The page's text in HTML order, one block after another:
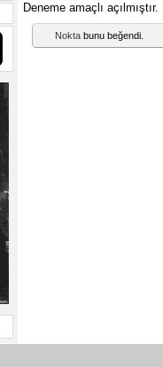
Deneme amaçlı
Nokta bunu beğendi.